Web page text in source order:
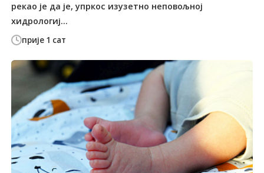
прије 1 сат
рекао је да је, упркос изузетно неповољној
хидрологиј...